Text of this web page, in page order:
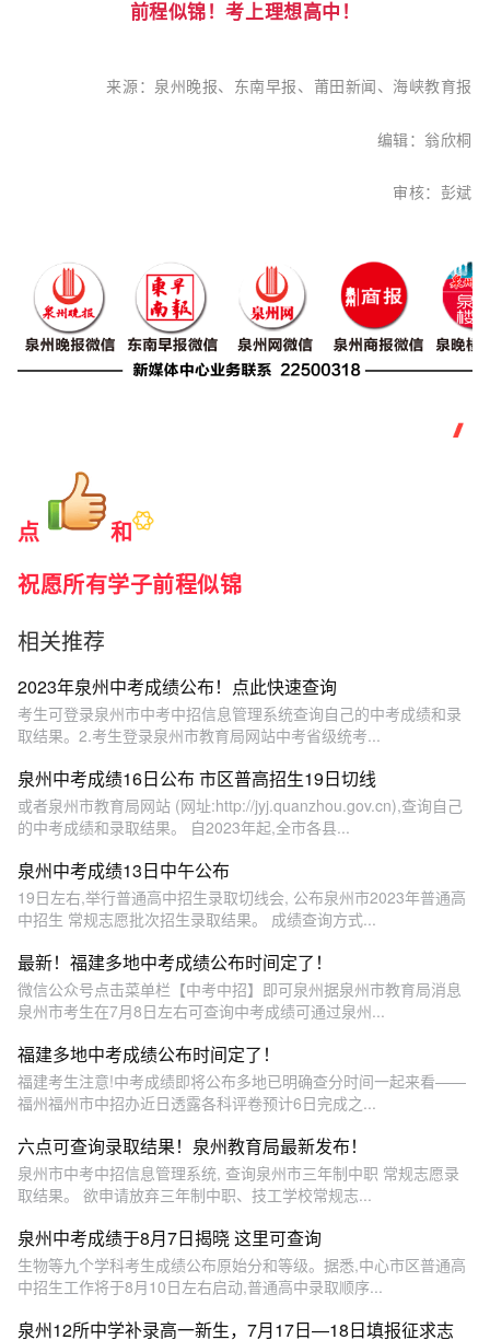
前程似锦！考上理想高中！
来源： 泉州晚报、东南早报、 莆田新闻、海峡教育报
编辑：翁欣桐
审核：彭斌
点
和
祝愿所有学子前程似锦
相关推荐
2023年泉州中考成绩公布！点此快速查询
考生可登录泉州市中考中招信息管理系统查询自己的中考成绩和录
取结果。2.考生登录泉州市教育局网站中考省级统考...
泉州中考成绩16日公布 市区普高招生19日切线
或者泉州市教育局网站 (网址:http://jyj.quanzhou.gov.cn),查询自己
的中考成绩和录取结果。 自2023年起,全市各县...
泉州中考成绩13日中午公布
19日左右,举行普通高中招生录取切线会, 公布泉州市2023年普通高
中招生 常规志愿批次招生录取结果。 成绩查询方式...
最新！福建多地中考成绩公布时间定了！
微信公众号点击菜单栏【中考中招】即可泉州据泉州市教育局消息
泉州市考生在7月8日左右可查询中考成绩可通过泉州...
福建多地中考成绩公布时间定了！
福建考生注意!中考成绩即将公布多地已明确查分时间一起来看——
福州福州市中招办近日透露各科评卷预计6日完成之...
六点可查询录取结果！泉州教育局最新发布！
泉州市中考中招信息管理系统, 查询泉州市三年制中职 常规志愿录
取结果。 欲申请放弃三年制中职、技工学校常规志...
泉州中考成绩于8月7日揭晓 这里可查询
生物等九个学科考生成绩公布原始分和等级。据悉,中心市区普通高
中招生工作将于8月10日左右启动,普通高中录取顺序...
泉州12所中学补录高一新生，7月17日—18日填报征求志